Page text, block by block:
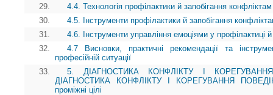
29.
4.4. Технологія профілактики й запобігання конфліктам
30.
4.5. Інструменти профілактики й запобігання
31.
4.6. Інструменти управління емоціями у профілактиці й
32.
4.7 Висновки, практичні рекомендації та
професійній ситуації
33.
5. ДІАГНОСТИКА КОНФЛІКТУ І
ДІАГНОСТИКА КОНФЛІКТУ І КОРЕГУВАННЯ
проміжні цілі